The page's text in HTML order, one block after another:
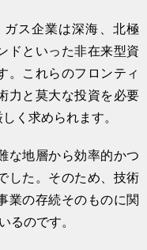
ス企業は深海、北極
ドといった非在来型資
。これらのフロンティ
力と莫大な投資を必要
く求められます。
な地層から効率的かつ
した。そのため、技術
業の存続そのものに関
のです。